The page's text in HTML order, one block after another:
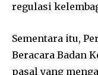
regulasi
Sementara itu,
Beracara Badan
pasal yang